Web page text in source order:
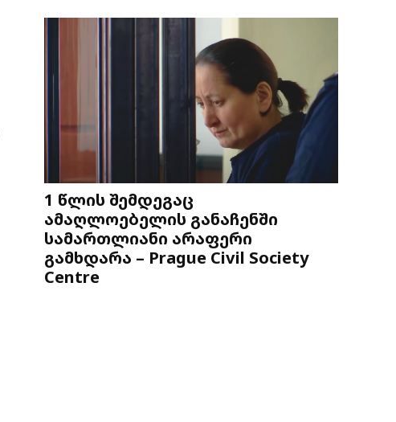
1 წლის შემდეგაც
ამაღლოებელის განაჩენში
სამართლიანი არაფერი
გამხდარა – Prague Civil Society
Centre